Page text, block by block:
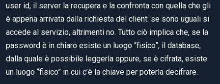
user id, il server la recupera e la confronta con quella che gli
è appena arrivata dalla richiesta del client: se sono uguali si
accede al servizio, altrimenti no. Tutto ciò implica che, se la
password è in chiaro esiste un luogo “fisico”, il database,
dalla quale è possibile leggerla oppure, se è cifrata, esiste
un luogo “fisico” in cui c’è la chiave per poterla decifrare.